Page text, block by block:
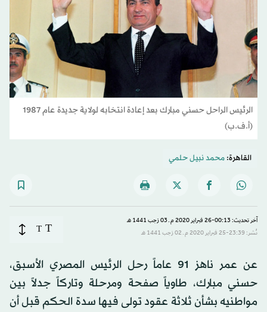
الرئيس الراحل حسني مبارك بعد إعادة انتخابه لولاية جديدة عام 1987
(أ.ف.ب)
القاهرة:محمد نبيل حلمي
آخر تحديث: 00:13-26 فبراير 2020 م ـ 03 رَجب 1441 هـ
نُشر: 23:39-25 فبراير 2020 م ـ 02 رَجب 1441 هـ
T
T
عن عمر ناهز 91 عاماً رحل الرئيس المصري الأسبق،
حسني مبارك، طاوياً صفحة ومرحلة وتاركاً جدلاً بين
مواطنيه بشأن ثلاثة عقود تولى فيها سدة الحكم قبل أن